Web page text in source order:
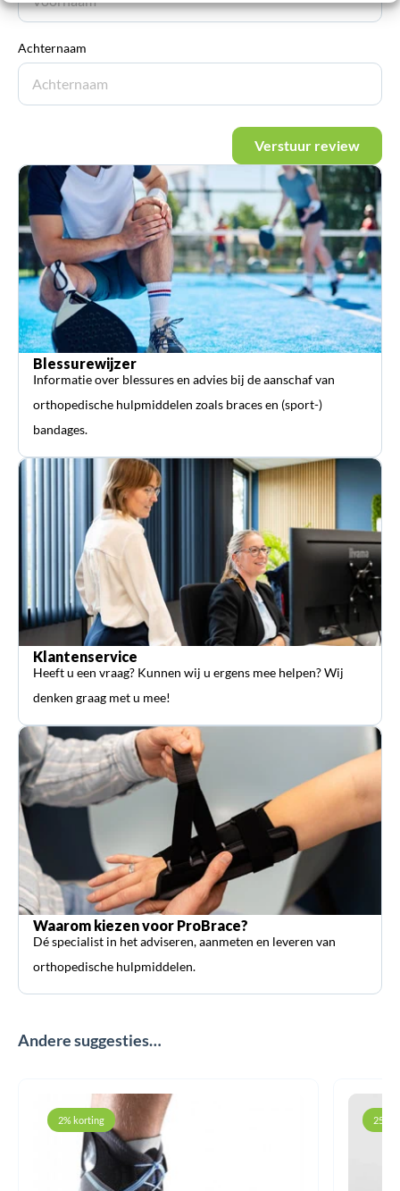
Achternaam
Verstuur review
Blessurewijzer
Informatie over blessures en advies bij de aanschaf van
orthopedische hulpmiddelen zoals braces en (sport-)
bandages.
Klantenservice
Heeft u een vraag? Kunnen wij u ergens mee helpen? Wij
denken graag met u mee!
Waarom kiezen voor ProBrace?
Dé specialist in het adviseren, aanmeten en leveren van
orthopedische hulpmiddelen.
Andere suggesties…
2% korting 25%